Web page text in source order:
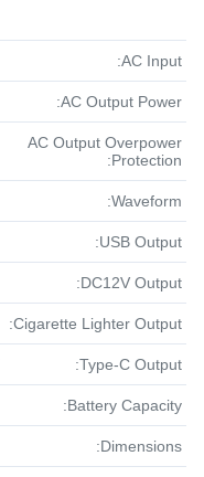
AC Input:
AC Output Power:
AC Output Overpower
Protection:
Waveform:
USB Output:
DC12V Output:
Cigarette Lighter Output:
Type-C Output:
Battery Capacity:
Dimensions: